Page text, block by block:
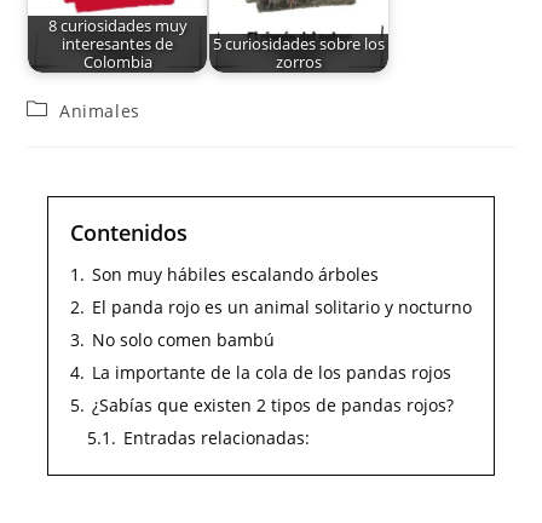
8 curiosidades muy
interesantes de
Colombia
5 curiosidades sobre los
zorros
Animales
Contenidos
1. Son muy hábiles escalando árboles
2. El panda rojo es un animal solitario y nocturno
3. No solo comen bambú
4. La importante de la cola de los pandas rojos
5. ¿Sabías que existen 2 tipos de pandas rojos?
5.1. Entradas relacionadas: